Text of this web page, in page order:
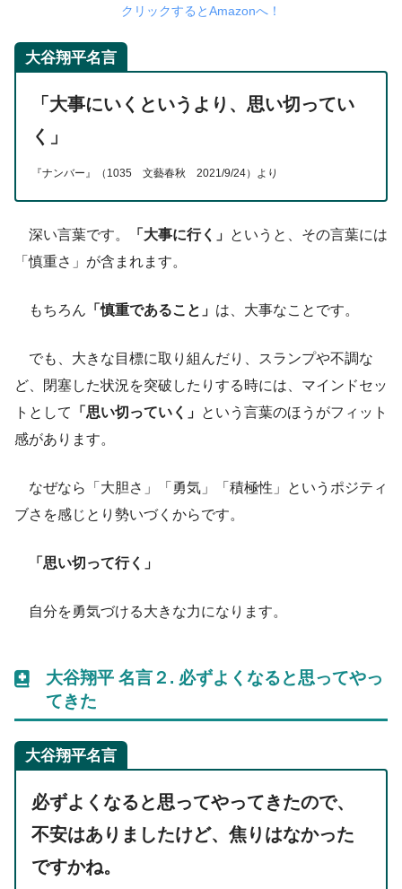
クリックするとAmazonへ！
大谷翔平名言
「大事にいくというより、思い切ってい
く」
『ナンバー』（1035 文藝春秋 2021/9/24）より
深い言葉です。 「大事に行く」 というと、その言葉には
「慎重さ」が含まれます。
もちろん 「慎重であること」 は、大事なことです。
でも、大きな目標に取り組んだり、スランプや不調な
ど、閉塞した状況を突破したりする時には、マインドセッ
トとして
「思い切っていく」 という言葉のほうがフィット
感があります。
なぜなら「大胆さ」「勇気」「積極性」というポジティ
ブさを感じとり勢いづくからです。
「思い切って行く」
自分を勇気づける大きな力になります。
大谷翔平 名言２. 必ずよくなると思ってやっ
てきた
大谷翔平名言
必ずよくなると思ってやってきたので、
不安はありましたけど、焦りはなかった
ですかね。